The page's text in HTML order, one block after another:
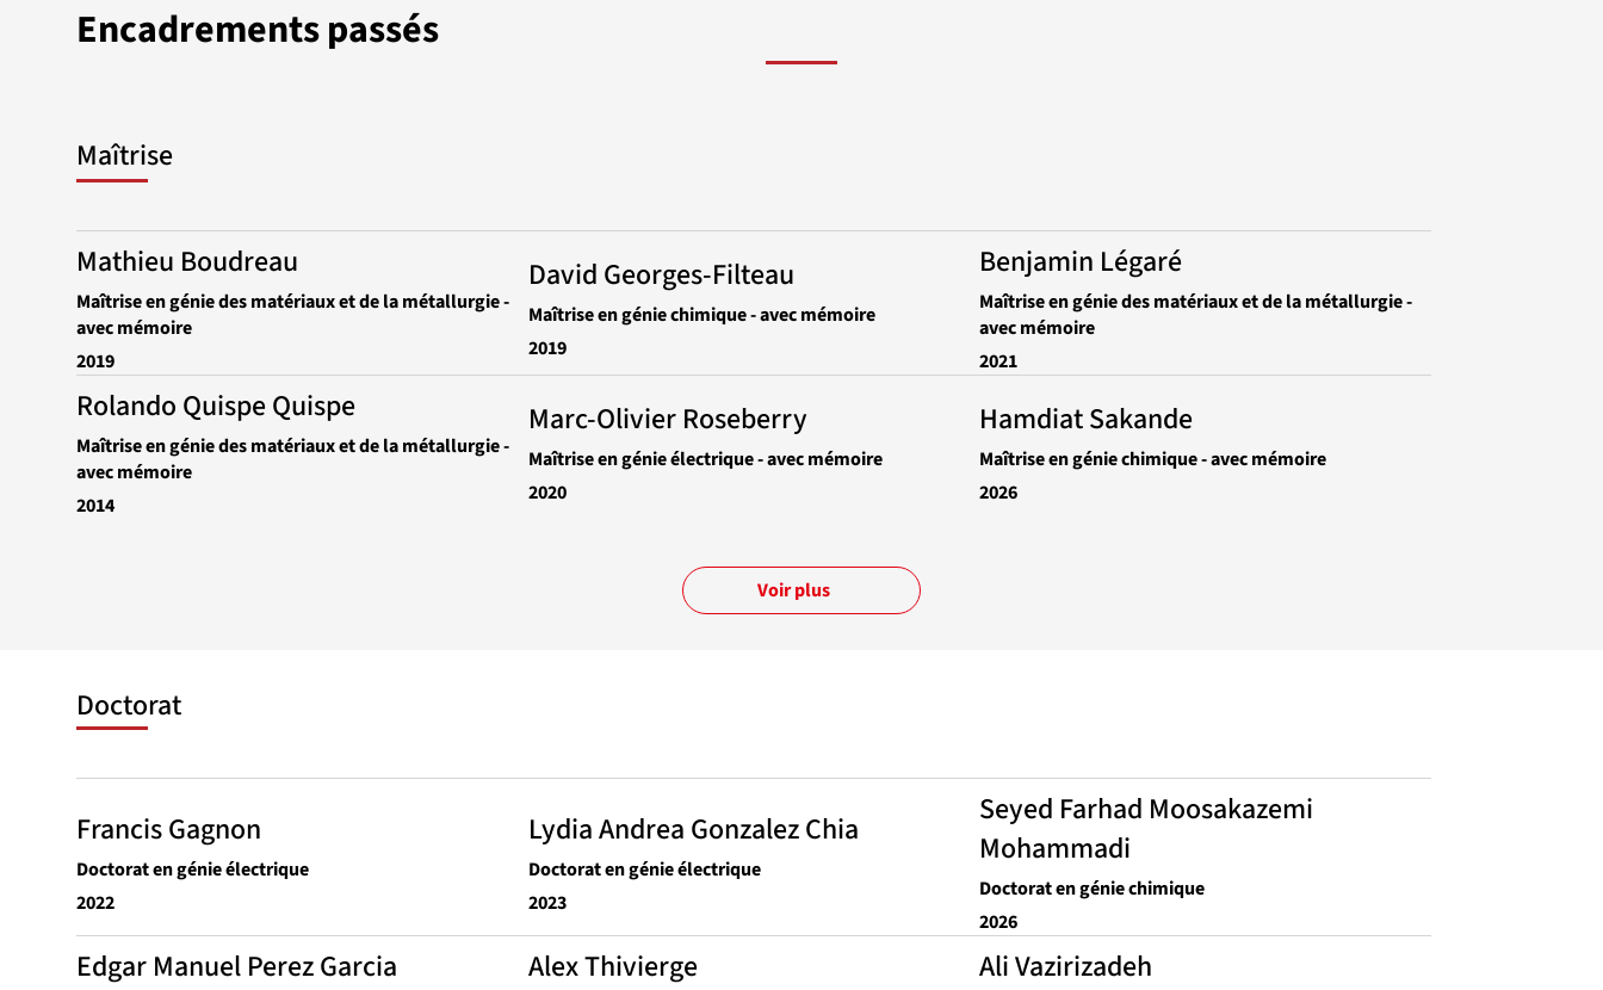
Encadrements passés
Maîtrise
Mathieu Boudreau
Maîtrise en génie des matériaux et de la métallurgie -
avec mémoire
2019
David Georges-Filteau
Maîtrise en génie chimique - avec mémoire
2019
Benjamin Légaré
Maîtrise en génie des matériaux et de la métallurgie -
avec mémoire
2021
Rolando Quispe Quispe
Maîtrise en génie des matériaux et de la métallurgie -
avec mémoire
2014
Marc-Olivier Roseberry
Maîtrise en génie électrique - avec mémoire
2020
Hamdiat Sakande
Maîtrise en génie chimique - avec mémoire
2026
Voir plus
Doctorat
Francis Gagnon
Doctorat en génie électrique
2022
Lydia Andrea Gonzalez Chia
Doctorat en génie électrique
2023
Seyed Farhad Moosakazemi
Mohammadi
Doctorat en génie chimique
2026
Edgar Manuel Perez Garcia Alex Thivierge Ali Vazirizadeh